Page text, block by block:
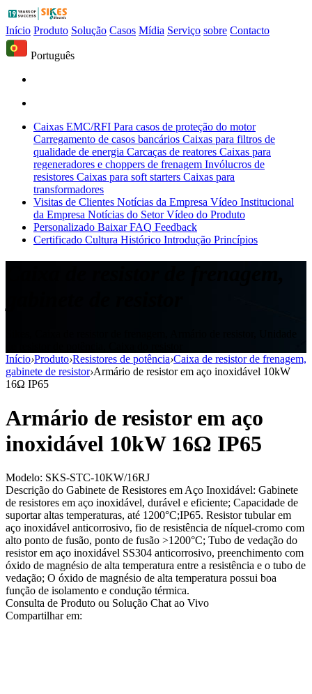
Início Produto Solução Casos Mídia Serviço sobre Contacto
Português
Caixas EMC/RFI Para casos de proteção do motor
Carregamento de casos bancários Caixas para filtros de
qualidade de energia Carcaças de reatores Caixas para
regeneradores e choppers de frenagem Invólucros de
resistores Caixas para soft starters Caixas para
transformadores
Visitas de Clientes Notícias da Empresa Vídeo Institucional
da Empresa Notícias do Setor Vídeo do Produto
Personalizado Baixar FAQ Feedback
Certificado Cultura Histórico Introdução Princípios
Início›Produto›Resistores de potência›Caixa de resistor de frenagem,
gabinete de resistor›Armário de resistor em aço inoxidável 10kW
16Ω IP65
Armário de resistor em aço
inoxidável 10kW 16Ω IP65
Modelo: SKS-STC-10KW/16RJ
Descrição do Gabinete de Resistores em Aço Inoxidável: Gabinete
de resistores em aço inoxidável, durável e eficiente; Capacidade de
suportar altas temperaturas, até 1200°C;IP65. Resistor tubular em
aço inoxidável anticorrosivo, fio de resistência de níquel-cromo com
alto ponto de fusão, ponto de fusão >1200°C; Tubo de vedação do
resistor em aço inoxidável SS304 anticorrosivo, preenchimento com
óxido de magnésio de alta temperatura entre a resistência e o tubo de
vedação; O óxido de magnésio de alta temperatura possui boa
função de isolamento e condução térmica.
Consulta de Produto ou Solução Chat ao Vivo
Compartilhar em: